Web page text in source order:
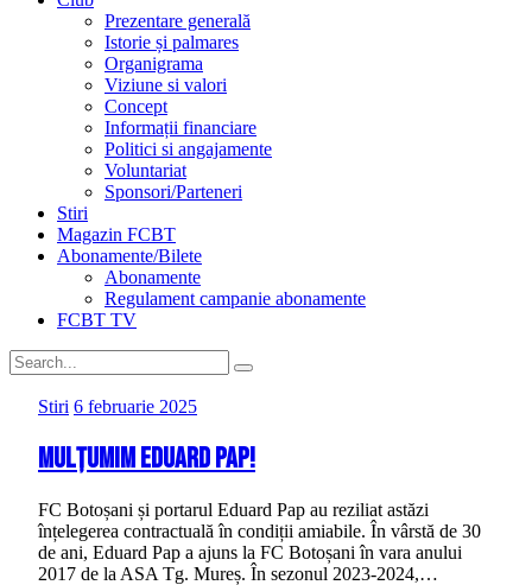
Prezentare generală
Istorie și palmares
Organigrama
Viziune si valori
Concept
Informații financiare
Politici si angajamente
Voluntariat
Sponsori/Parteneri
Stiri
Magazin FCBT
Abonamente/Bilete
Abonamente
Regulament campanie abonamente
FCBT TV
Stiri 6 februarie 2025
Mulțumim Eduard Pap!
FC Botoșani și portarul Eduard Pap au reziliat astăzi
înțelegerea contractuală în condiții amiabile. În vârstă de 30
de ani, Eduard Pap a ajuns la FC Botoșani în vara anului
2017 de la ASA Tg. Mureș. În sezonul 2023-2024,…